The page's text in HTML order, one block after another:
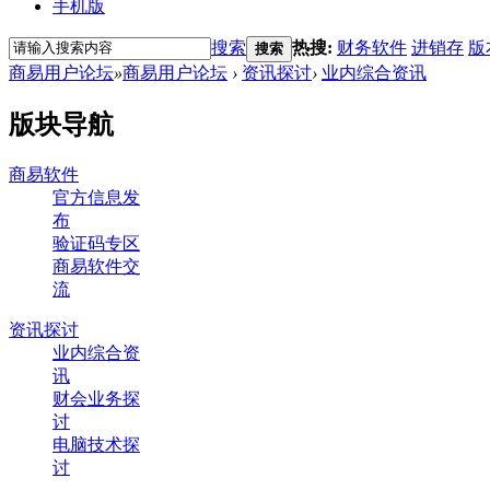
手机版
搜索 搜索 热搜: 财务软件 进销存 版
商易用户论坛»商易用户论坛 › 资讯探讨› 业内综合资讯
版块导航
商易软件
官方信息发
布
验证码专区
商易软件交
流
资讯探讨
业内综合资
讯
财会业务探
讨
电脑技术探
讨